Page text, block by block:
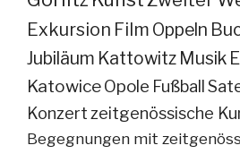
Exkursion Film Oppeln
Jubiläum Kattowitz Musik
KatowiceOpole Fußball
Konzertzeitgenössische
Begegnungen mit